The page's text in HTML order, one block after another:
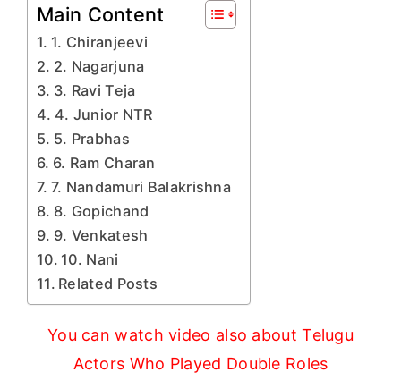
Main Content
1. Chiranjeevi
2. Nagarjuna
3. Ravi Teja
4. Junior NTR
5. Prabhas
6. Ram Charan
7. Nandamuri Balakrishna
8. Gopichand
9. Venkatesh
10. Nani
Related Posts
You can watch video also about Telugu
Actors Who Played Double Roles